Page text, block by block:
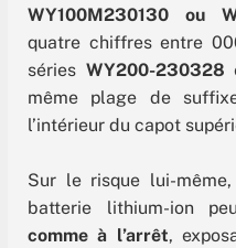
WY100M230130 ou
quatre chiffres entre
séries WY200-230328
même plage de
l’intérieur du capot
Sur le risque lui-
batterie lithium-ion
comme à l’arrêt,